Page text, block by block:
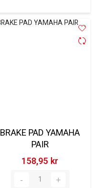
BRAKE PAD YAMAHA
PAIR
158,95 kr‎